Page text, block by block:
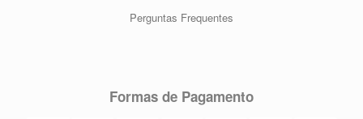
Perguntas Frequentes
Formas de Pagamento